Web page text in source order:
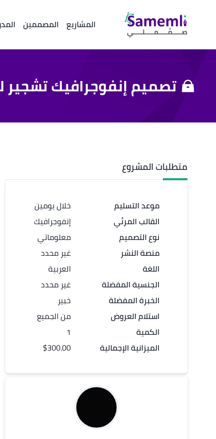
المشاريع المصممين
تصميم إنفوجرافيك
متطلبات المشروع
موعد التسليم
القالب المرئي
نوع التصميم
منصة النشر
اللغة
الجنسية المفضلة
الخبرة المفضلة
استلام العروض
الكمية
الميزانية الإجمالية
خلال يومين
إنفوجرافيك
معلوماتي
غير محدد
العربية
غير محدد
خبير
من الجميع
1
$300.00